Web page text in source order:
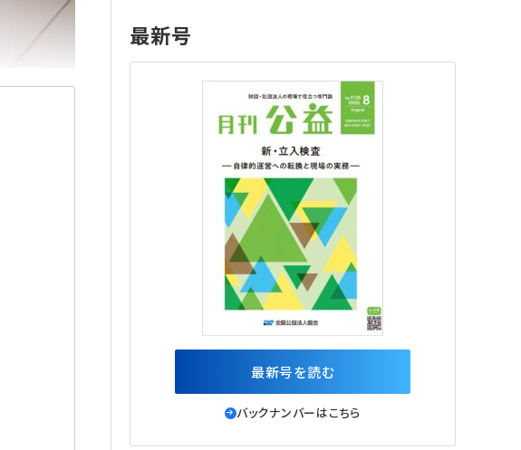
最新号
最新号を読む
バックナンバーはこちら